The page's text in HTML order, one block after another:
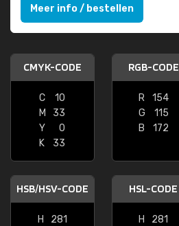
Meer info / bestellen
CMYK-CODE
C
10
M
33
Y
0
K
33
RGB-CODE
R
154
G
115
B
172
HSB/HSV-CODE
H
281
HSL-CODE
H
281